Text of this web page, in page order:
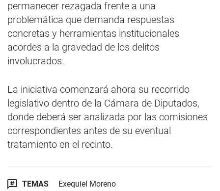
permanecer rezagada frente a una
problemática que demanda respuestas
concretas y herramientas institucionales
acordes a la gravedad de los delitos
involucrados.
La iniciativa comenzará ahora su recorrido
legislativo dentro de la Cámara de Diputados,
donde deberá ser analizada por las comisiones
correspondientes antes de su eventual
tratamiento en el recinto.
TEMAS Exequiel Moreno